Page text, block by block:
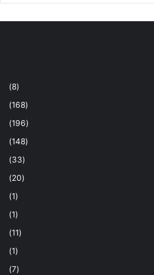
(8)
(168)
(196)
(148)
(33)
(20)
(1)
(1)
(11)
(1)
(7)